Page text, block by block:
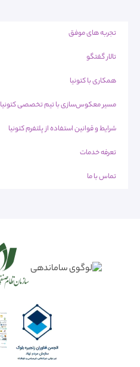
تجربه های موفق
تالار گفتگو
همکاری با کتونیا
مسیر معکوس‌سازی با تیم تخصصی کتونیا
شرایط و قوانین استفاده از پلتفرم کتونیا
تعرفه خدمات
تماس با ما